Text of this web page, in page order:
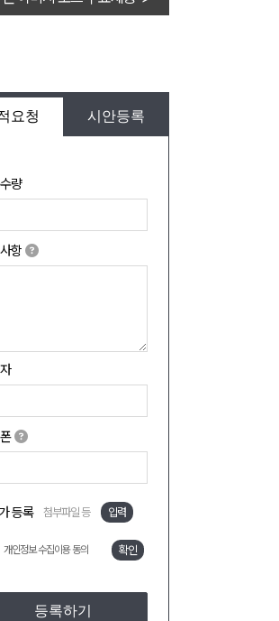
요청 시안등록
량
항
등록 첨부파일 등 입력
개인정보 수집이용 동의 확인
등록하기